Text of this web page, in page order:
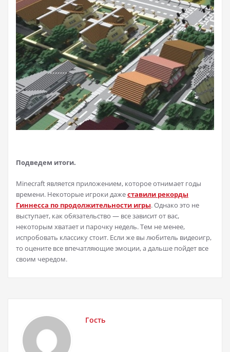
Подведем итоги.
Minecraft является приложением, которое отнимает годы
времени. Некоторые игроки дажеставили рекорды
Гиннесса по продолжительности игры. Однако это не
выступает, как обязательство — все зависит от вас,
некоторым хватает и парочку недель. Тем не менее,
испробовать классику стоит. Если же вы любитель видеоигр,
то оцените все впечатляющие эмоции, а дальше пойдет все
своим чередом.
Гость